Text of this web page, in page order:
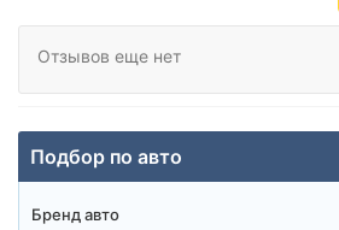
Отзывов еще нет
Подбор по авто